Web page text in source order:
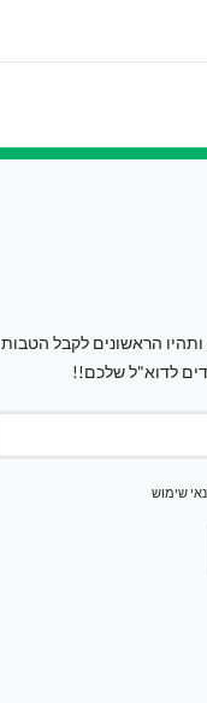
ותהיו הראשונים לקבל הטבות
לדוא"ל שלכם!!
שימוש